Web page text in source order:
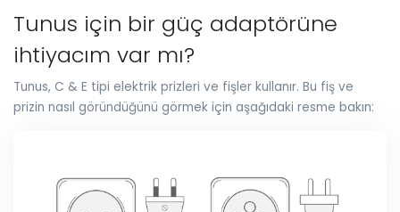
Tunus için bir güç adaptörüne
ihtiyacım var mı?
Tunus, C & E tipi elektrik prizleri ve fişler kullanır. Bu fiş ve
prizin nasıl göründüğünü görmek için aşağıdaki resme bakın: